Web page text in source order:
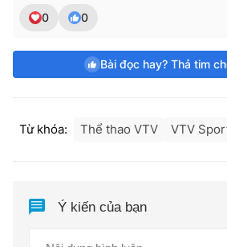
0 0
Bài đọc hay? Thả tim
Từ khóa: Thể thao VTV VTV
Ý kiến của bạn